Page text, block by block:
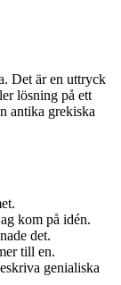
Det är en uttryck
lösning på ett
antika grekiska
kom på idén.
det.
till en.
genialiska